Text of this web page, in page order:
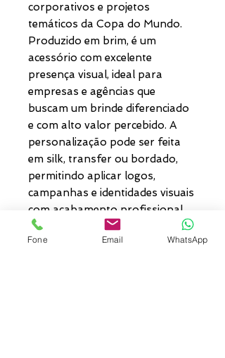
corporativos e projetos
temáticos da Copa do Mundo.
Produzido em brim, é um
acessório com excelente
presença visual, ideal para
empresas e agências que
buscam um brinde diferenciado
e com alto valor percebido. A
personalização pode ser feita
em silk, transfer ou bordado,
permitindo aplicar logos,
campanhas e identidades visuais
com acabamento profissional.
Também pode ser desenvolvido
com temáticas de vários países,
Fone Email WhatsApp